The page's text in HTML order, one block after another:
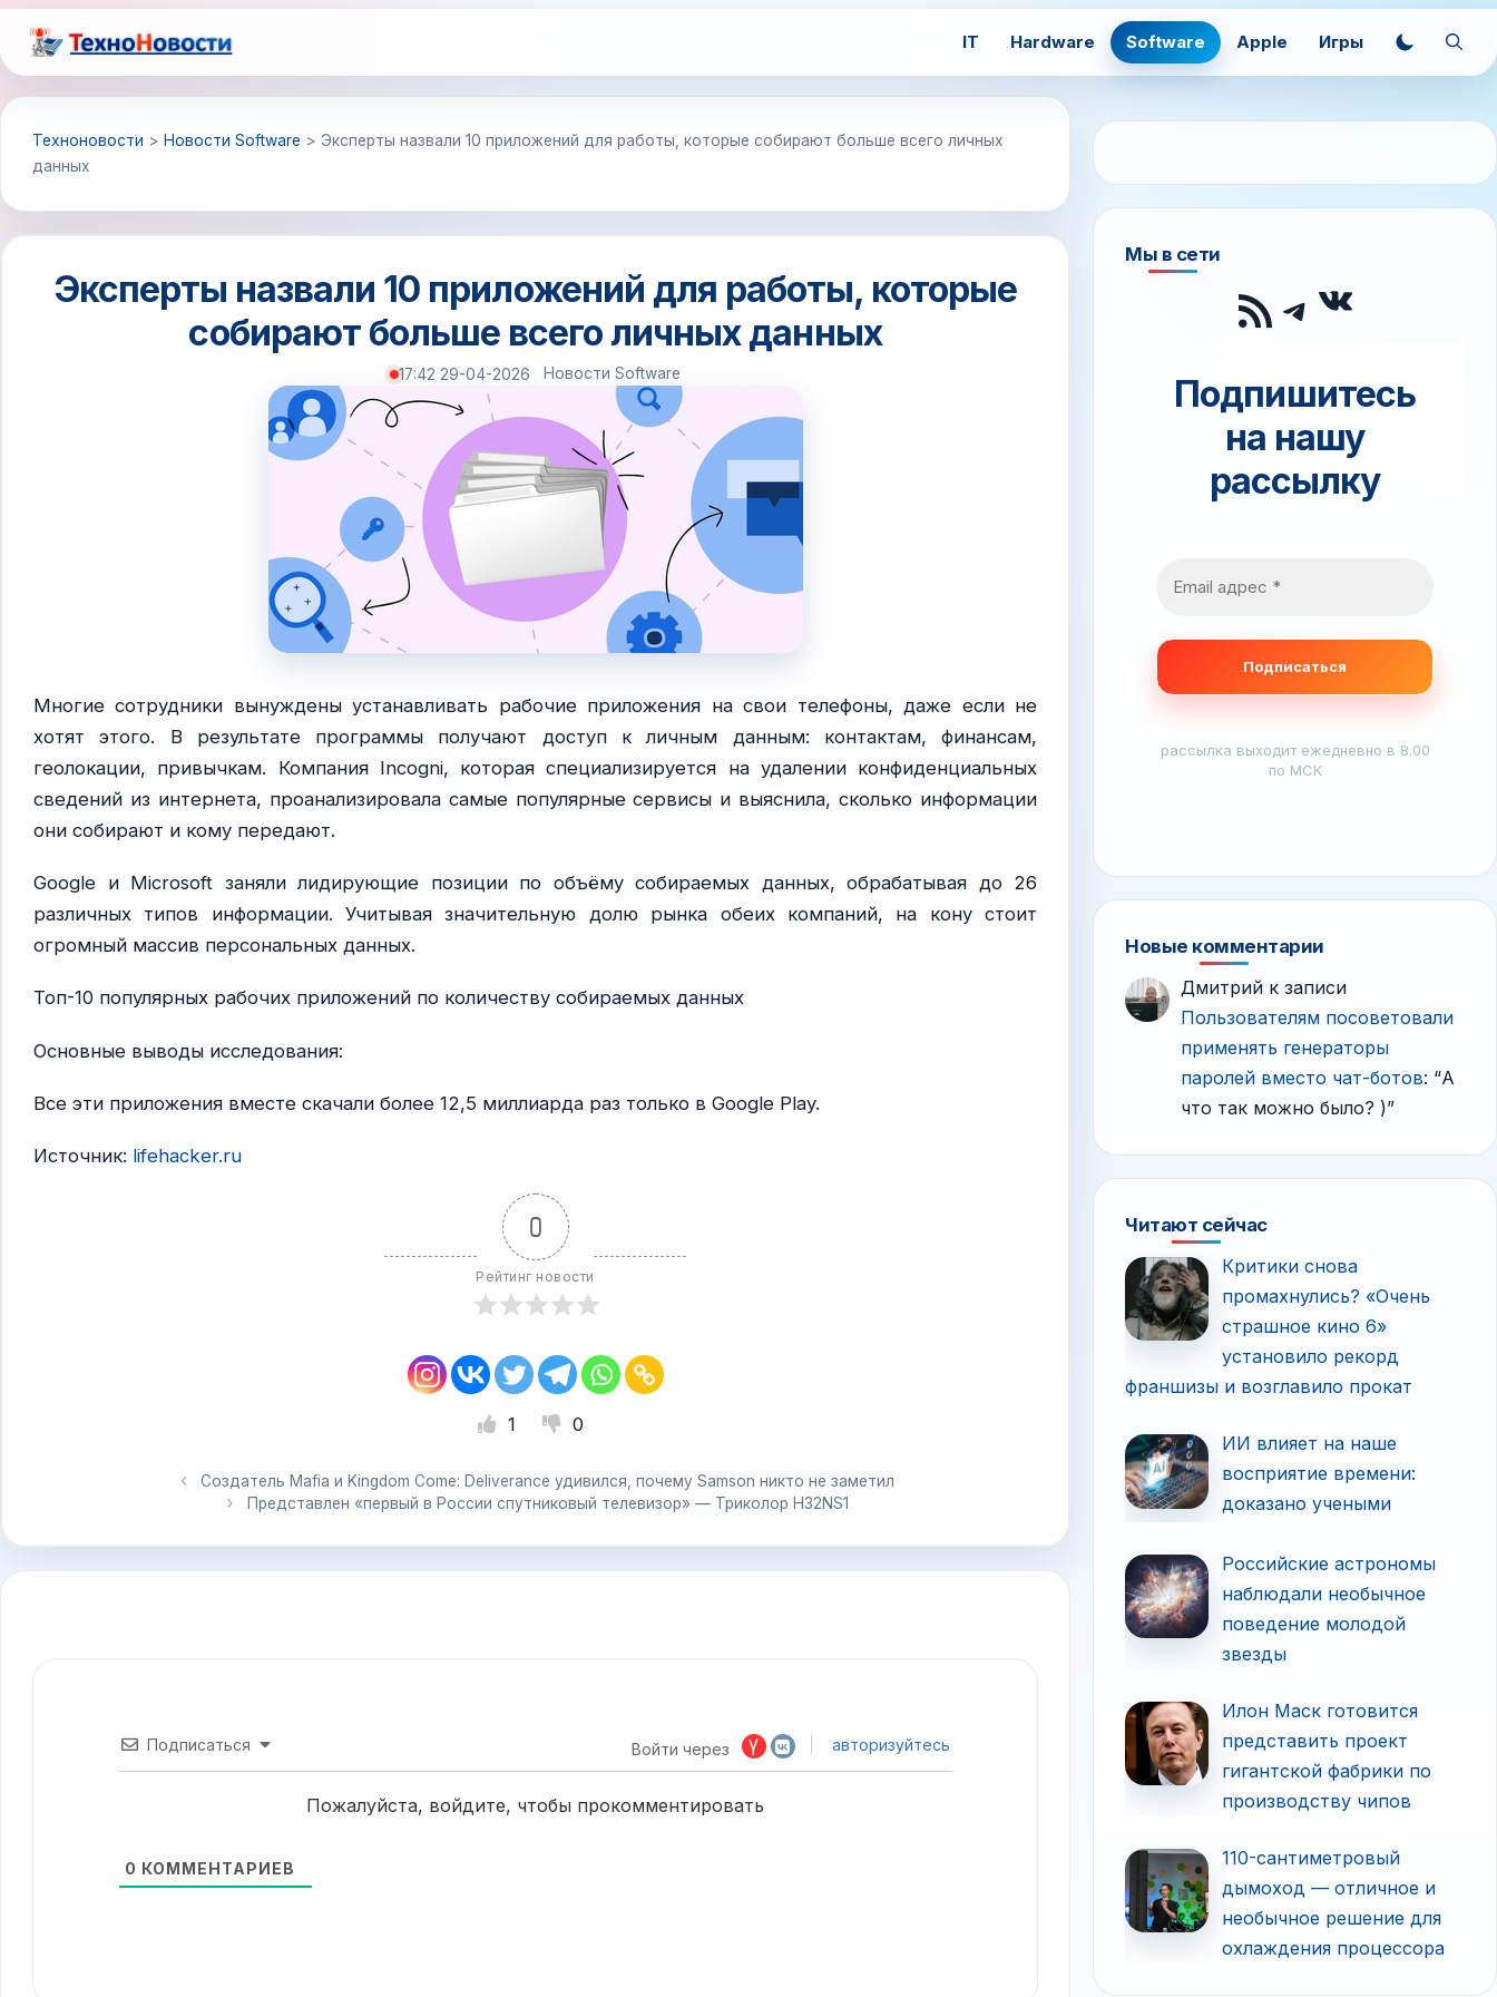
Перейти
к
содержимому
IT Hardware Software Apple Игры
Техноновости > Новости Software > Эксперты назвали 10 приложений для работы, которые собирают больше всего личных
данных
Эксперты назвали 10 приложений для работы, которые
собирают больше всего личных данных
17:42 29-04-2026 Новости Software
Многие сотрудники вынуждены устанавливать рабочие приложения на свои телефоны, даже если не
хотят этого. В результате программы получают доступ к личным данным: контактам, финансам,
геолокации, привычкам. Компания Incogni, которая специализируется на удалении конфиденциальных
сведений из интернета, проанализировала самые популярные сервисы и выяснила, сколько информации
они собирают и кому передают.
Google и Microsoft заняли лидирующие позиции по объёму собираемых данных, обрабатывая до 26
различных типов информации. Учитывая значительную долю рынка обеих компаний, на кону стоит
огромный массив персональных данных.
Топ-10 популярных рабочих приложений по количеству собираемых данных
Основные выводы исследования:
Все эти приложения вместе скачали более 12,5 миллиарда раз только в Google Play.
Источник: lifehacker.ru
0
Рейтинг новости
1 0
Создатель Mafia и Kingdom Come: Deliverance удивился, почему Samson никто не заметил
Представлен «первый в России спутниковый телевизор» — Триколор H32NS1
Подписаться Войти через авторизуйтесь
Пожалуйста, войдите, чтобы прокомментировать
0 КОММЕНТАРИЕВ
Мы в сети
RSS-лента
Telegram
Подпишитесь
на нашу
рассылку
рассылка выходит ежедневно в 8.00
по МСК
Новые комментарии
Дмитрий к записи
Пользователям посоветовали
применять генераторы
паролей вместо чат-ботов: “А
что так можно было? )”
Читают сейчас
Критики снова
промахнулись? «Очень
страшное кино 6»
установило рекорд
франшизы и возглавило прокат
ИИ влияет на наше
восприятие времени:
доказано учеными
Российские астрономы
наблюдали необычное
поведение молодой
звезды
Илон Маск готовится
представить проект
гигантской фабрики по
производству чипов
110-сантиметровый
дымоход — отличное и
необычное решение для
охлаждения процессора